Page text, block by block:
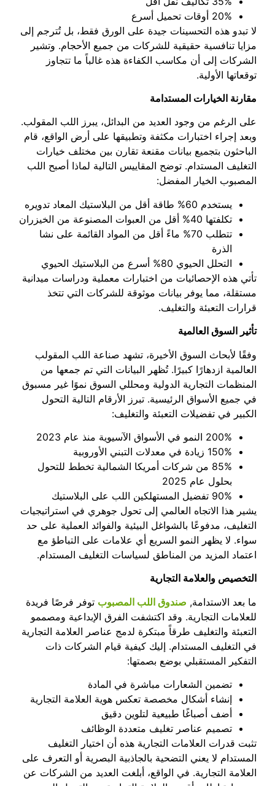
20% أوقات تحميل أسرع
لا تبدو هذه التحسينات جيدة على الورق فقط، بل تُترجم إلى
مزايا تنافسية حقيقية للشركات من جميع الأحجام. وتشير
الشركات إلى أن مكاسب الكفاءة هذه غالباً ما تتجاوز
توقعاتها الأولية.
مقارنة الخيارات المستدامة
على الرغم من وجود العديد من البدائل، يبرز اللب المقولب.
وبعد إجراء اختبارات مكثفة وتطبيقها على أرض الواقع، قام
الباحثون بتجميع بيانات مقنعة تقارن بين مختلف خيارات
التغليف المستدام. توضح المقاييس التالية لماذا أصبح اللب
المصبوب الخيار المفضل:
يستخدم 60% طاقة أقل من البلاستيك المعاد تدويره
تكلفتها 40% أقل من العبوات المصنوعة من الخيزران
تتطلب 70% ماءً أقل من المواد القائمة على نشا
الذرة
التحلل الحيوي 80% أسرع من البلاستيك الحيوي
تأتي هذه الإحصائيات من اختبارات معملية ودراسات ميدانية
مستقلة، مما يوفر بيانات موثوقة للشركات التي تتخذ
قرارات التعبئة والتغليف.
تأثير السوق العالمية
وفقًا لأبحاث السوق الأخيرة، تشهد صناعة اللب المقولب
العالمية ازدهارًا كبيرًا. تُظهر البيانات التي تم جمعها من
المنظمات التجارية الدولية ومحللي السوق نموًا غير مسبوق
في جميع الأسواق الرئيسية. تبرز الأرقام التالية التحول
الكبير في تفضيلات التعبئة والتغليف:
200% النمو في الأسواق الآسيوية منذ عام 2023
150% زيادة في معدلات التبني الأوروبية
85% من شركات أمريكا الشمالية تخطط للتحول
بحلول عام 2025
90% تفضيل المستهلكين اللب على البلاستيك
يشير هذا الاتجاه العالمي إلى تحول جوهري في استراتيجيات
التغليف، مدفوعًا بالشواغل البيئية والفوائد العملية على حد
سواء. لا يظهر النمو السريع أي علامات على التباطؤ مع
اعتماد المزيد من المناطق لسياسات التغليف المستدام.
التخصيص والعلامة التجارية
ما بعد الاستدامة, صندوق اللب المصبوب توفر فرصًا فريدة
للعلامات التجارية. وقد اكتشفت الفرق الإبداعية ومصممو
التعبئة والتغليف طرقاً مبتكرة لدمج عناصر العلامة التجارية
في التغليف المستدام. إليك كيفية قيام الشركات ذات
التفكير المستقبلي بوضع بصمتها:
تضمين الشعارات مباشرة في المادة
إنشاء أشكال مخصصة تعكس هوية العلامة التجارية
أضف أصباغًا طبيعية لتلوين دقيق
تصميم عناصر تغليف متعددة الوظائف
تثبت قدرات العلامات التجارية هذه أن اختيار التغليف
المستدام لا يعني التضحية بالجاذبية البصرية أو التعرف على
العلامة التجارية. في الواقع، أبلغت العديد من الشركات عن